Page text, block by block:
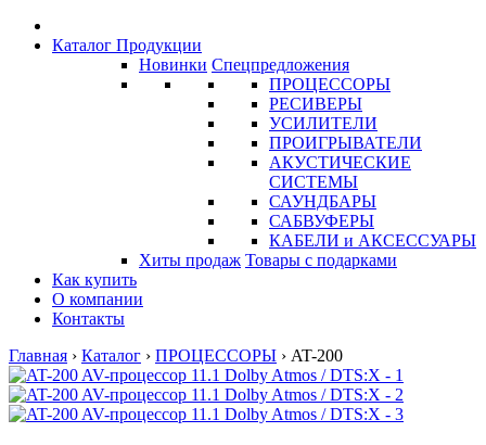
Каталог Продукции
Новинки Спецпредложения
ПРОЦЕССОРЫ
РЕСИВЕРЫ
УСИЛИТЕЛИ
ПРОИГРЫВАТЕЛИ
АКУСТИЧЕСКИЕ
СИСТЕМЫ
САУНДБАРЫ
САБВУФЕРЫ
КАБЕЛИ и АКСЕССУАРЫ
Хиты продаж Товары с подарками
Как купить
О компании
Контакты
Главная › Каталог › ПРОЦЕССОРЫ › AT-200